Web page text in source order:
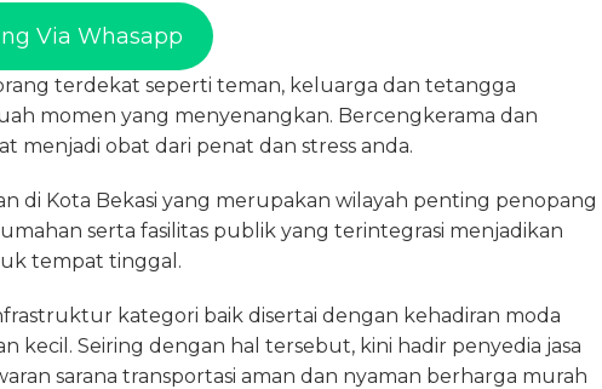
Via Whasapp
terdekat seperti teman, keluarga dan tetangga
momen yang menyenangkan. Bercengkerama dan
menjadi obat dari penat dan stress anda.
di Kota Bekasi yang merupakan wilayah penting penopang
serta fasilitas publik yang terintegrasi menjadikan
tempat tinggal.
kategori baik disertai dengan kehadiran moda
kecil. Seiring dengan hal tersebut, kini hadir penyedia jasa
sarana transportasi aman dan nyaman berharga murah